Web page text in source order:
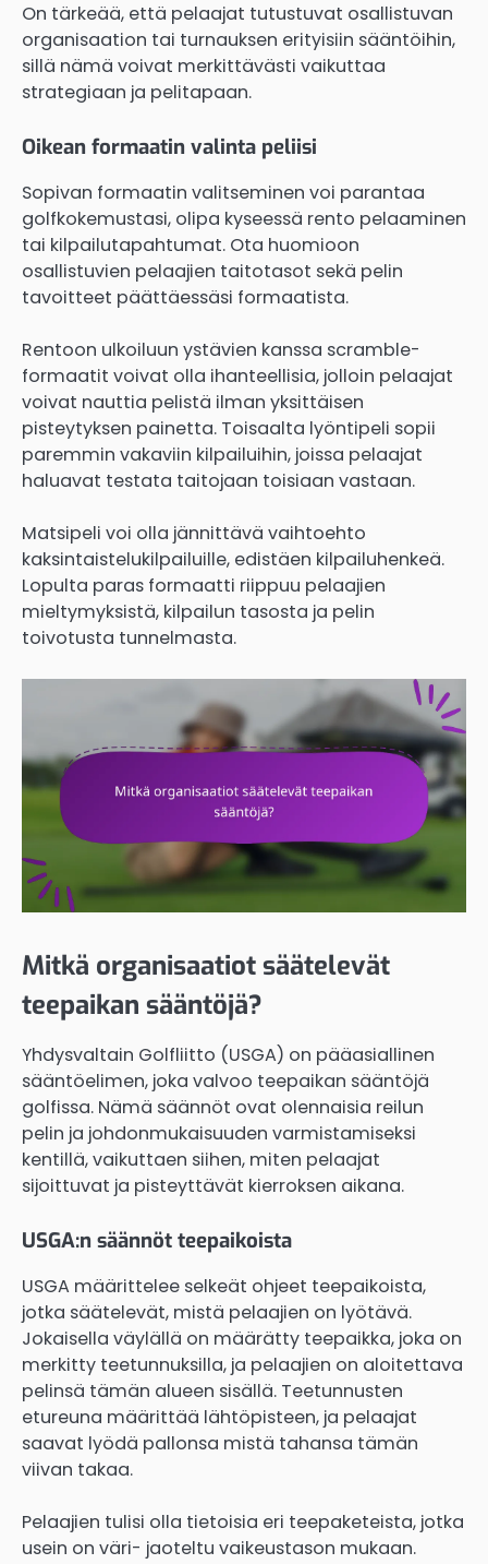
On tärkeää, että pelaajat tutustuvat osallistuvan
organisaation tai turnauksen erityisiin sääntöihin,
sillä nämä voivat merkittävästi vaikuttaa
strategiaan ja pelitapaan.
Oikean formaatin valinta peliisi
Sopivan formaatin valitseminen voi parantaa
golfkokemustasi, olipa kyseessä rento pelaaminen
tai kilpailutapahtumat. Ota huomioon
osallistuvien pelaajien taitotasot sekä pelin
tavoitteet päättäessäsi formaatista.
Rentoon ulkoiluun ystävien kanssa scramble-
formaatit voivat olla ihanteellisia, jolloin pelaajat
voivat nauttia pelistä ilman yksittäisen
pisteytyksen painetta. Toisaalta lyöntipeli sopii
paremmin vakaviin kilpailuihin, joissa pelaajat
haluavat testata taitojaan toisiaan vastaan.
Matsipeli voi olla jännittävä vaihtoehto
kaksintaistelukilpailuille, edistäen kilpailuhenkeä.
Lopulta paras formaatti riippuu pelaajien
mieltymyksistä, kilpailun tasosta ja pelin
toivotusta tunnelmasta.
Mitkä organisaatiot säätelevät
teepaikan sääntöjä?
Yhdysvaltain Golfliitto (USGA) on pääasiallinen
sääntöelimen, joka valvoo teepaikan sääntöjä
golfissa. Nämä säännöt ovat olennaisia reilun
pelin ja johdonmukaisuuden varmistamiseksi
kentillä, vaikuttaen siihen, miten pelaajat
sijoittuvat ja pisteyttävät kierroksen aikana.
USGA:n säännöt teepaikoista
USGA määrittelee selkeät ohjeet teepaikoista,
jotka säätelevät, mistä pelaajien on lyötävä.
Jokaisella väylällä on määrätty teepaikka, joka on
merkitty teetunnuksilla, ja pelaajien on aloitettava
pelinsä tämän alueen sisällä. Teetunnusten
etureuna määrittää lähtöpisteen, ja pelaajat
saavat lyödä pallonsa mistä tahansa tämän
viivan takaa.
Pelaajien tulisi olla tietoisia eri teepaketeista, jotka
usein on väri- jaoteltu vaikeustason mukaan.